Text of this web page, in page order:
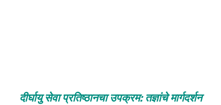
दीर्घायु सेवा प्रतिष्ठानचा उपक्रम: तज्ञांचे मार्गदर्शन